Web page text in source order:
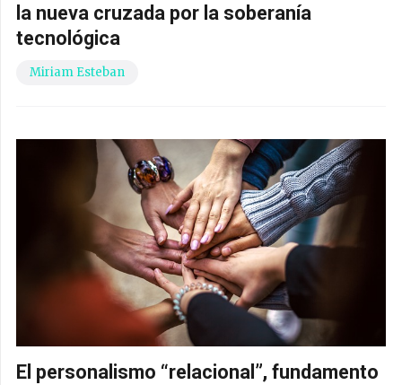
la nueva cruzada por la soberanía
tecnológica
Miriam Esteban
El personalismo “relacional”, fundamento